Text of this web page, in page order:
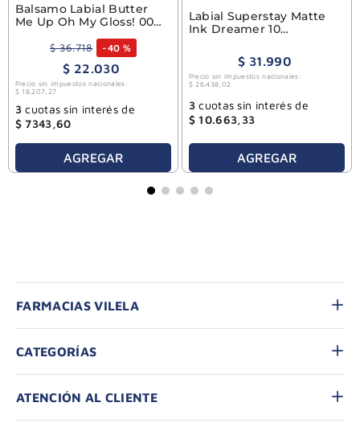
Balsamo Labial Butter
Me Up Oh My Gloss! 002
$ 36.718 -40 %
$ 22.030
Precio sin impuestos nacionales:
$ 18. 207 27
3cuotas sin interés de
$ 7343,60
AGREGAR
Labial Superstay Matte
Ink Dreamer 10
$ 31.990
Precio sin impuestos nacionales:
$ 26.438 02
3cuotas sin interés de
$ 10.663, 33
AGREGAR
FARMACIAS VILELA
CATEGORÍAS
ATENCIÓN AL CLIENTE